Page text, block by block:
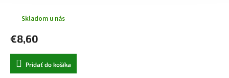
Skladom u nás
€8,60
Pridať do košíka